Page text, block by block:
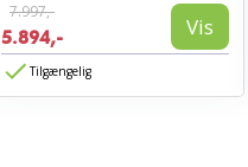
7.997,-
5.894,- Vis
Tilgængelig